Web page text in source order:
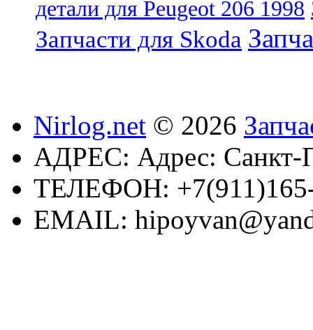
детали для Peugeot 206 1998
Запчасти для Skoda
Nirlog.net © 2026
АДРЕС: Адрес: Санкт-
ТЕЛЕФОН:
EMAIL: